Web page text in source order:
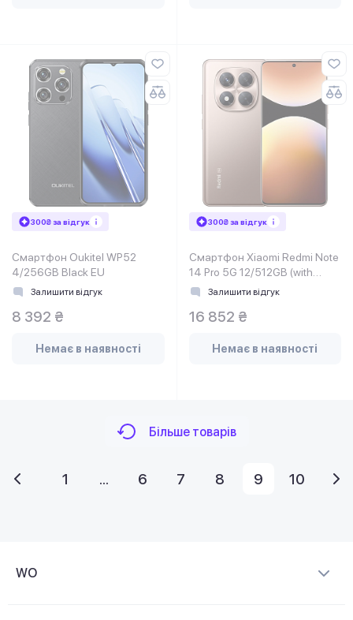
300₴ за відгук
Смартфон Oukitel WP52
4/256GB Black EU
Залишити відгук
8 392 ₴
Немає в наявності
300₴ за відгук
Смартфон Xiaomi Redmi Note
14 Pro 5G 12/512GB (with
charger) Gold EU
Залишити відгук
16 852 ₴
Немає в наявності
Більше товарів
1 ... 6 7 8 9 10
WO